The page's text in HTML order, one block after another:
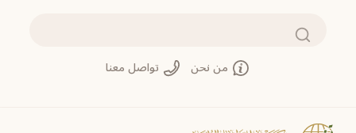
بحث
من نحن تواصل معنا